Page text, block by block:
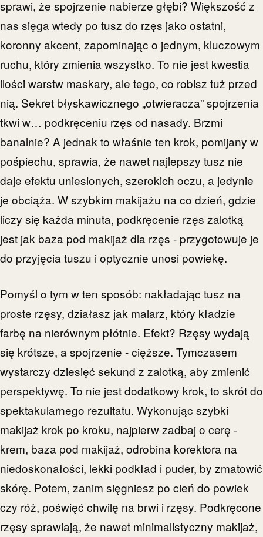
sprawi, że spojrzenie nabierze głębi? Większość z
nas sięga wtedy po tusz do rzęs jako ostatni,
koronny akcent, zapominając o jednym, kluczowym
ruchu, który zmienia wszystko. To nie jest kwestia
ilości warstw maskary, ale tego, co robisz tuż przed
nią. Sekret błyskawicznego „otwieracza” spojrzenia
tkwi w… podkręceniu rzęs od nasady. Brzmi
banalnie? A jednak to właśnie ten krok, pomijany w
pośpiechu, sprawia, że nawet najlepszy tusz nie
daje efektu uniesionych, szerokich oczu, a jedynie
je obciąża. W szybkim makijażu na co dzień, gdzie
liczy się każda minuta, podkręcenie rzęs zalotką
jest jak baza pod makijaż dla rzęs - przygotowuje je
do przyjęcia tuszu i optycznie unosi powiekę.
Pomyśl o tym w ten sposób: nakładając tusz na
proste rzęsy, działasz jak malarz, który kładzie
farbę na nierównym płótnie. Efekt? Rzęsy wydają
się krótsze, a spojrzenie - cięższe. Tymczasem
wystarczy dziesięć sekund z zalotką, aby zmienić
perspektywę. To nie jest dodatkowy krok, to skrót do
spektakularnego rezultatu. Wykonując szybki
makijaż krok po kroku, najpierw zadbaj o cerę -
krem, baza pod makijaż, odrobina korektora na
niedoskonałości, lekki podkład i puder, by zmatowić
skórę. Potem, zanim sięgniesz po cień do powiek
czy róż, poświęć chwilę na brwi i rzęsy. Podkręcone
rzęsy sprawiają, że nawet minimalistyczny makijaż,